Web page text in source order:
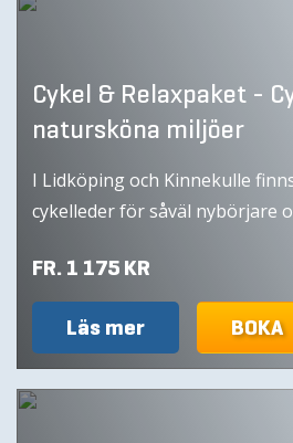
Cykel & Relaxpaket -
natursköna miljöer
I Lidköping och Kinnekulle
cykelleder för såväl nybörjare
FR. 1 175 KR
Läs mer BOKA